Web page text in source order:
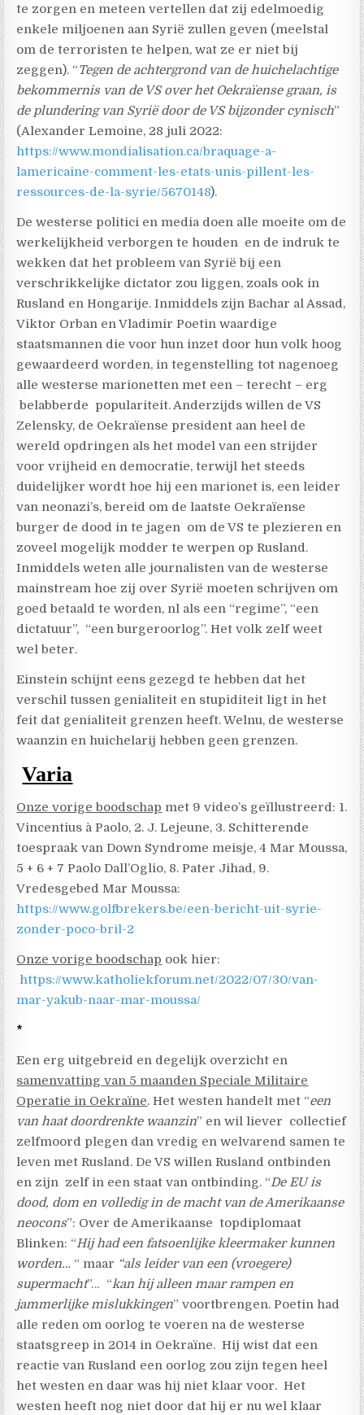
te zorgen en meteen vertellen dat zij edelmoedig
enkele miljoenen aan Syrië zullen geven (meelstal
om de terroristen te helpen, wat ze er niet bij
zeggen). “Tegen de achtergrond van de huichelachtige
bekommernis van de VS over het Oekraïense graan, is
de plundering van Syrië door de VS bijzonder cynisch”
(Alexander Lemoine, 28 juli 2022:
https://www.mondialisation.ca/braquage-a-
lamericaine-comment-les-etats-unis-pillent-les-
ressources-de-la-syrie/5670148).
De westerse politici en media doen alle moeite om de
werkelijkheid verborgen te houden en de indruk te
wekken dat het probleem van Syrië bij een
verschrikkelijke dictator zou liggen, zoals ook in
Rusland en Hongarije. Inmiddels zijn Bachar al Assad,
Viktor Orban en Vladimir Poetin waardige
staatsmannen die voor hun inzet door hun volk hoog
gewaardeerd worden, in tegenstelling tot nagenoeg
alle westerse marionetten met een – terecht – erg
belabberde populariteit. Anderzijds willen de VS
Zelensky, de Oekraïense president aan heel de
wereld opdringen als het model van een strijder
voor vrijheid en democratie, terwijl het steeds
duidelijker wordt hoe hij een marionet is, een leider
van neonazi’s, bereid om de laatste Oekraïense
burger de dood in te jagen om de VS te plezieren en
zoveel mogelijk modder te werpen op Rusland.
Inmiddels weten alle journalisten van de westerse
mainstream hoe zij over Syrië moeten schrijven om
goed betaald te worden, nl als een “regime”, “een
dictatuur”, “een burgeroorlog”. Het volk zelf weet
wel beter.
Einstein schijnt eens gezegd te hebben dat het
verschil tussen genialiteit en stupiditeit ligt in het
feit dat genialiteit grenzen heeft. Welnu, de westerse
waanzin en huichelarij hebben geen grenzen.
Varia
Onze vorige boodschap met 9 video’s geïllustreerd: 1.
Vincentius à Paolo, 2. J. Lejeune, 3. Schitterende
toespraak van Down Syndrome meisje, 4 Mar Moussa,
5 + 6 + 7 Paolo Dall’Oglio, 8. Pater Jihad, 9.
Vredesgebed Mar Moussa:
https://www.golfbrekers.be/een-bericht-uit-syrie-
zonder-poco-bril-2
Onze vorige boodschap ook hier:
https://www.katholiekforum.net/2022/07/30/van-
mar-yakub-naar-mar-moussa/
*
Een erg uitgebreid en degelijk overzicht en
samenvatting van 5 maanden Speciale Militaire
Operatie in Oekraïne. Het westen handelt met “een
van haat doordrenkte waanzin” en wil liever collectief
zelfmoord plegen dan vredig en welvarend samen te
leven met Rusland. De VS willen Rusland ontbinden
en zijn zelf in een staat van ontbinding. “De EU is
dood, dom en volledig in de macht van de Amerikaanse
neocons”: Over de Amerikaanse topdiplomaat
Blinken: “Hij had een fatsoenlijke kleermaker kunnen
worden… “ maar “als leider van een (vroegere)
supermacht”… “kan hij alleen maar rampen en
jammerlijke mislukkingen” voortbrengen. Poetin had
alle reden om oorlog te voeren na de westerse
staatsgreep in 2014 in Oekraïne. Hij wist dat een
reactie van Rusland een oorlog zou zijn tegen heel
het westen en daar was hij niet klaar voor. Het
westen heeft nog niet door dat hij er nu wel klaar